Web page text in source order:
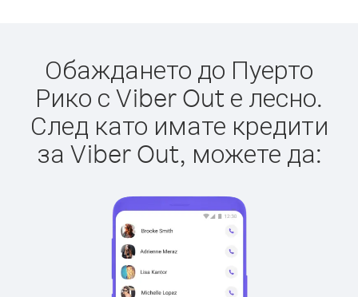
Обаждането до Пуерто
Рико с Viber Out е лесно.
След като имате кредити
за Viber Out, можете да: